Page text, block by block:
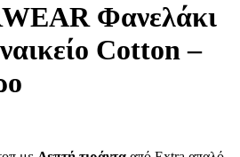
Φανελάκι
Cotton –